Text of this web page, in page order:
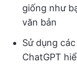
giống như
văn bản
Sử dụng
ChatGPT